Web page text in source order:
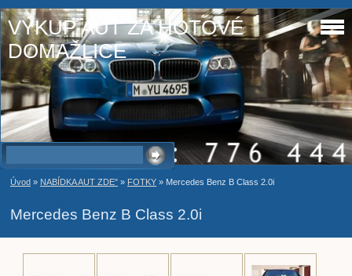
VÝKUP AUT ZA HOTOVÉ
DOMAŽLICE
Úvod » NABÍDKA AUT ZDE" » FOTKY » Mercedes Benz B Class 2.0i
Mercedes Benz B Class 2.0i